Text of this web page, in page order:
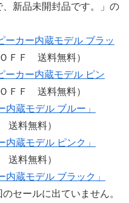
新品未開封品です。」の
ーカー内蔵モデル ブラッ
ＦＦ 送料無料）
ーカー内蔵モデル ピン
ＦＦ 送料無料）
内蔵モデル ブルー」
料無料）
内蔵モデル ピンク」
料無料）
内蔵モデル ブラック」
セールに出ていません。